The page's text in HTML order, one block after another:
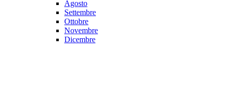
Agosto
Settembre
Ottobre
Novembre
Dicembre